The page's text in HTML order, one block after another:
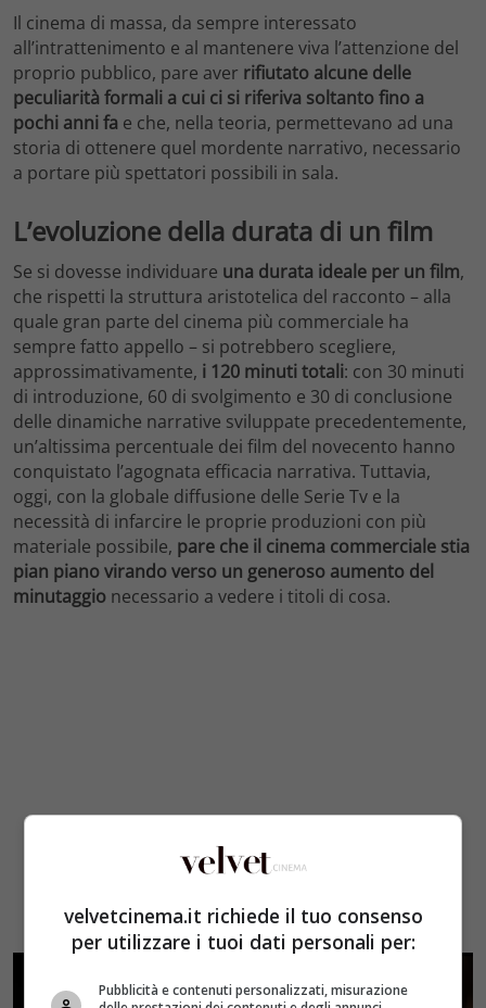
Il cinema di massa, da sempre interessato
all’intrattenimento e al mantenere viva l’attenzione del
proprio pubblico, pare aver rifiutato alcune delle
peculiarità formali a cui ci si riferiva soltanto fino a
pochi anni fa e che, nella teoria, permettevano ad una
storia di ottenere quel mordente narrativo, necessario
a portare più spettatori possibili in sala.
L’evoluzione della durata di un film
Se si dovesse individuare una durata ideale per un film,
che rispetti la struttura aristotelica del racconto – alla
quale gran parte del cinema più commerciale ha
sempre fatto appello – si potrebbero scegliere,
approssimativamente, i 120 minuti totali: con 30 minuti
di introduzione, 60 di svolgimento e 30 di conclusione
delle dinamiche narrative sviluppate precedentemente,
un’altissima percentuale dei film del novecento hanno
conquistato l’agognata efficacia narrativa. Tuttavia,
oggi, con la globale diffusione delle Serie Tv e la
necessità di infarcire le proprie produzioni con più
materiale possibile, pare che il cinema commerciale stia
pian piano virando verso un generoso aumento del
minutaggio necessario a vedere i titoli di cosa.
velvetcinema.it richiede il tuo consenso
per utilizzare i tuoi dati personali per:
Pubblicità e contenuti personalizzati, misurazione